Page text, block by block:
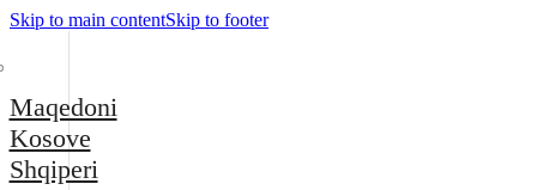
Skip to main contentSkip to footer
Maqedoni
Kosove
Shqiperi